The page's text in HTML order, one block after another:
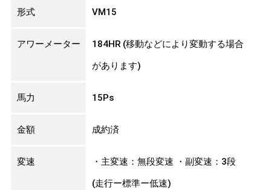
形式 VM15
アワーメーター
184HR (移動などにより変動する場合
があります)
馬力 15Ps
金額 成約済
変速
・主変速：無段変速 ・副変速：3段
(走行ー標準ー低速)